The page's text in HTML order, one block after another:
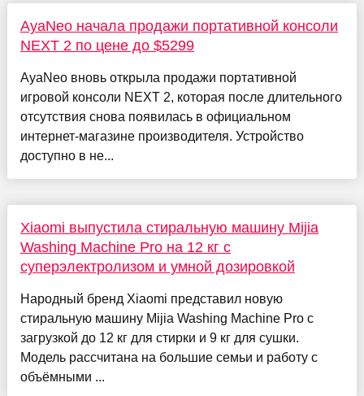
AyaNeo начала продажи портативной консоли
NEXT 2 по цене до $5299
AyaNeo вновь открыла продажи портативной
игровой консоли NEXT 2, которая после длительного
отсутствия снова появилась в официальном
интернет-магазине производителя. Устройство
доступно в не...
Xiaomi выпустила стиральную машину Mijia
Washing Machine Pro на 12 кг с
суперэлектролизом и умной дозировкой
Народный бренд Xiaomi представил новую
стиральную машину Mijia Washing Machine Pro с
загрузкой до 12 кг для стирки и 9 кг для сушки.
Модель рассчитана на большие семьи и работу с
объёмными ...